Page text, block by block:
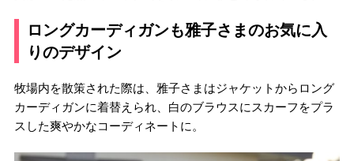
ロングカーディガンも雅子さまのお気に入
りのデザイン
牧場内を散策された際は、雅子さまはジャケットからロング
カーディガンに着替えられ、白のブラウスにスカーフをプラ
スした爽やかなコーディネートに。